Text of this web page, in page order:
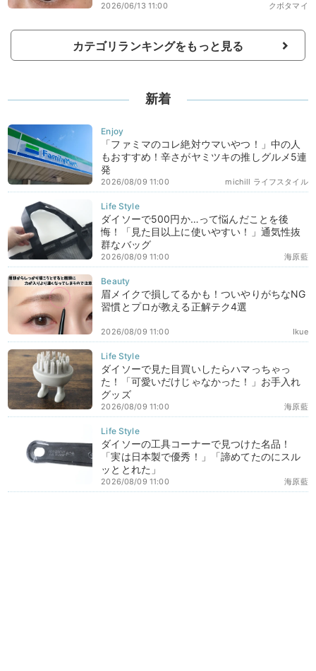
クボタマイ
2026/06/13 11:00
カテゴリランキングをもっと見る
新着
「ファミマのコレ絶対ウマいやつ！」中の人
もおすすめ！辛さがヤミツキの推しグルメ5連
発
michill ライフスタイル
2026/08/09 11:00
ダイソーで500円か…って悩んだことを後
悔！「見た目以上に使いやすい！」通気性抜
群なバッグ
海原藍
2026/08/09 11:00
眉メイクで損してるかも！ついやりがちなNG
習慣とプロが教える正解テク4選
Ikue
2026/08/09 11:00
ダイソーで見た目買いしたらハマっちゃっ
た！「可愛いだけじゃなかった！」お手入れ
グッズ
海原藍
2026/08/09 11:00
ダイソーの工具コーナーで見つけた名品！
「実は日本製で優秀！」「諦めてたのにスル
ッととれた」
海原藍
2026/08/09 11:00